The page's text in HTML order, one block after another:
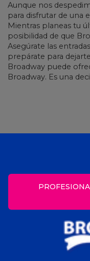
Aunque nos
para disfrutar de una
Mientras planeas tu
posibilidad de que
Asegúrate las
prepárate para
Broadway puede
Broadway. Es una